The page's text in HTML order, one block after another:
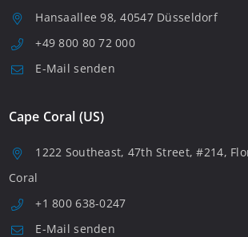
Hansaallee 98, 40547 Düsseldorf
+49 800 80 72 000
E-Mail senden
Cape Coral (US)
1222 Southeast, 47th Street, #214,
Coral
+1 800 638-0247
E-Mail senden